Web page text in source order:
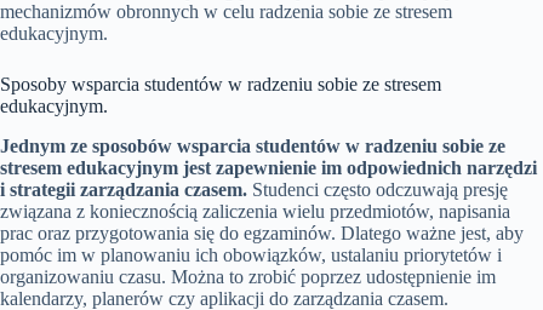
mechanizmów obronnych w celu radzenia sobie ze stresem
edukacyjnym.
Sposoby wsparcia studentów w radzeniu sobie ze stresem
edukacyjnym.
Jednym ze sposobów wsparcia studentów w radzeniu sobie ze
stresem edukacyjnym jest zapewnienie im odpowiednich narzędzi
i strategii zarządzania czasem. Studenci często odczuwają presję
związana z koniecznością zaliczenia wielu przedmiotów, napisania
prac oraz przygotowania się do egzaminów. Dlatego ważne jest, aby
pomóc im w planowaniu ich obowiązków, ustalaniu priorytetów i
organizowaniu czasu. Można to zrobić poprzez udostępnienie im
kalendarzy, planerów czy aplikacji do zarządzania czasem.